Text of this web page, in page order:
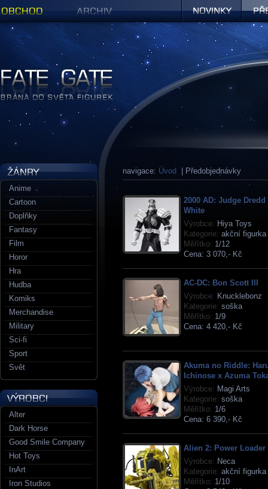
navigace: Úvod | Předobjednávky
2000 AD: Judge
White
Výrobce: Hiya Toys
Kategorie: akční figurka
Měřítko: 1/12
Cena: 3 070,- Kč
AC-DC: Bon Scott III
Výrobce: Knucklebonz
Kategorie: soška
Měřítko: 1/9
Cena: 4 420,- Kč
Akuma no Riddle:
Ichinose x Azuma
Výrobce: Magi Arts
Kategorie: soška
Měřítko: 1/6
Cena: 6 390,- Kč
Alien 2: Power Loader
Výrobce: Neca
Kategorie: akční figurka
Měřítko: 1/10
Anime
Cartoon
Doplňky
Fantasy
Film
Horor
Hra
Hudba
Komiks
Merchandise
Military
Sci-fi
Sport
Svět
Alter
Dark Horse
Good Smile Company
Hot Toys
InArt
Iron Studios
Figurky a sošky | Fate Gate